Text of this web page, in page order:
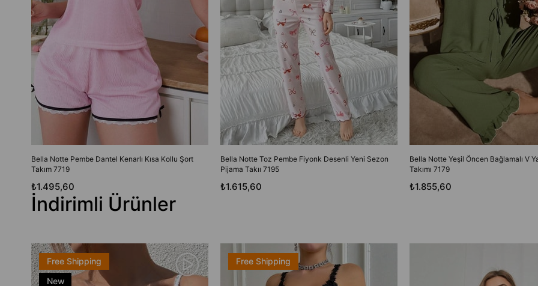
Bella Notte Pembe Dantel Kenarlı Kısa Kollu Şort
Takım 7719
₺1.495,60
Bella Notte Toz Pembe Fiyonk Desenli Yeni Sezon
Pijama Takıı 7195
₺1.615,60
Bella Notte Yeşil Öncen Bağlamalı V
Takımı 7179
₺1.855,60
İndirimli Ürünler
Free Shipping
New
Free Shipping